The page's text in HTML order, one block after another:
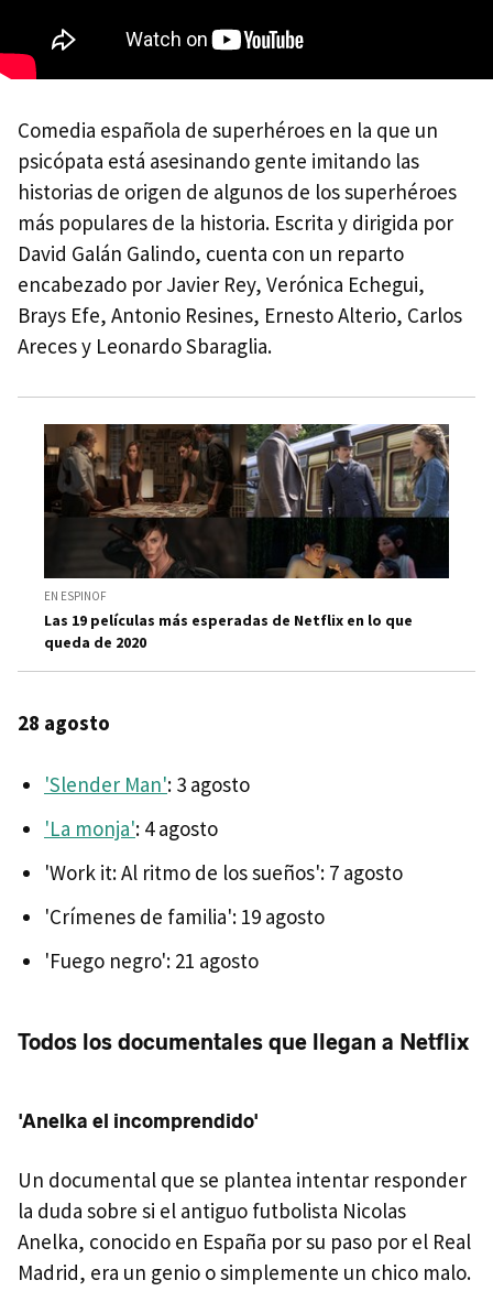
Comedia española de superhéroes en la que un
psicópata está asesinando gente imitando las
historias de origen de algunos de los superhéroes
más populares de la historia. Escrita y dirigida por
David Galán Galindo, cuenta con un reparto
encabezado por Javier Rey, Verónica Echegui,
Brays Efe, Antonio Resines, Ernesto Alterio, Carlos
Areces y Leonardo Sbaraglia.
EN ESPINOF
Las 19 películas más esperadas de Netflix en lo que
queda de 2020
28 agosto
'Slender Man': 3 agosto
'La monja': 4 agosto
'Work it: Al ritmo de los sueños': 7 agosto
'Crímenes de familia': 19 agosto
'Fuego negro': 21 agosto
Todos los documentales que llegan a Netflix
'Anelka el incomprendido'
Un documental que se plantea intentar responder
la duda sobre si el antiguo futbolista Nicolas
Anelka, conocido en España por su paso por el Real
Madrid, era un genio o simplemente un chico malo.